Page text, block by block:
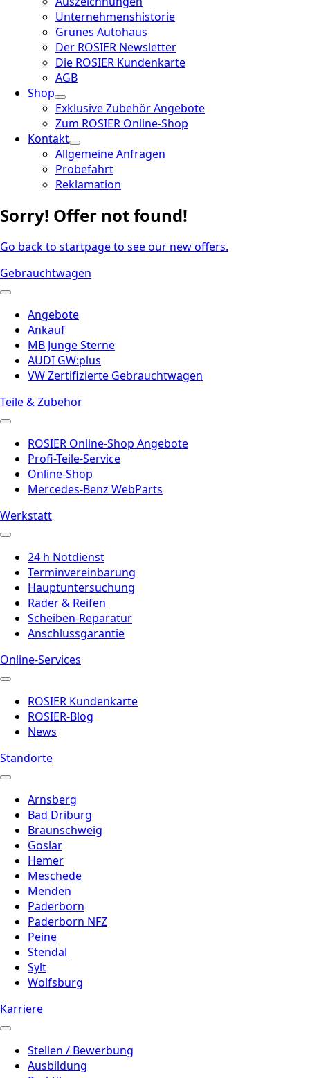
Unternehmenshistorie
Grünes Autohaus
Der ROSIER Newsletter
Die ROSIER Kundenkarte
AGB
Shop
Exklusive Zubehör Angebote
Zum ROSIER Online-Shop
Kontakt
Allgemeine Anfragen
Probefahrt
Reklamation
Sorry! Offer not found!
Go back to startpage to see our new offers.
Gebrauchtwagen
Angebote
Ankauf
MB Junge Sterne
AUDI GW:plus
VW Zertifizierte Gebrauchtwagen
Teile & Zubehör
ROSIER Online-Shop Angebote
Profi-Teile-Service
Online-Shop
Mercedes-Benz WebParts
Werkstatt
24 h Notdienst
Terminvereinbarung
Hauptuntersuchung
Räder & Reifen
Scheiben-Reparatur
Anschlussgarantie
Online-Services
ROSIER Kundenkarte
ROSIER-Blog
News
Standorte
Arnsberg
Bad Driburg
Braunschweig
Goslar
Hemer
Meschede
Menden
Paderborn
Paderborn NFZ
Peine
Stendal
Sylt
Wolfsburg
Karriere
Stellen / Bewerbung
Ausbildung